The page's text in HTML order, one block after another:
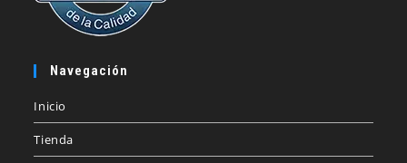
Navegación
Inicio
Tienda